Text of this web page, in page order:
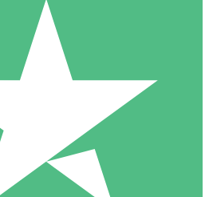
Credit-Pakete
mit Download-Credits. Keine
erforderlich.
10 00